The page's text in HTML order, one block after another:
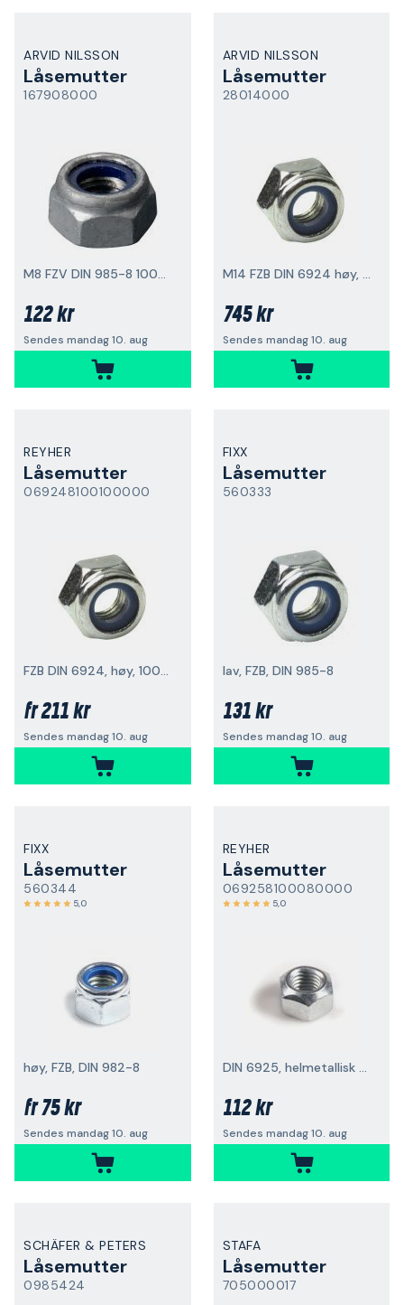
ARVID NILSSON
Låsemutter
167908000
M8 FZV DIN 985-8 100-pakning
122 kr
Sendes mandag 10. aug
ARVID NILSSON
Låsemutter
28014000
M14 FZB DIN 6924 høy, 100-pakning
745 kr
Sendes mandag 10. aug
REYHER
Låsemutter
069248100100000
FZB DIN 6924, høy, 100-pakning
fr211 kr
Sendes mandag 10. aug
FIXX
Låsemutter
560333
lav, FZB, DIN 985-8
131 kr
Sendes mandag 10. aug
FIXX
Låsemutter
560344
5,0
høy, FZB, DIN 982-8
fr75 kr
Sendes mandag 10. aug
REYHER
Låsemutter
069258100080000
5,0
DIN 6925, helmetallisk FZB
112 kr
Sendes mandag 10. aug
SCHÄFER & PETERS
Låsemutter
0985424
STAFA
Låsemutter
705000017